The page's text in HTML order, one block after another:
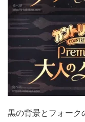
黒の背景とフォーク